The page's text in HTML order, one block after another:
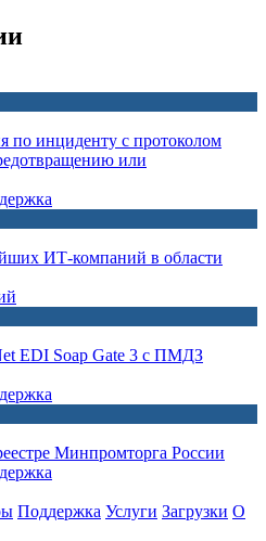
по инциденту с протоколом
или
ИТ-компаний в области
EDI Soap Gate 3 с ПМДЗ
Минпромторга России
Поддержка Услуги Загрузки О